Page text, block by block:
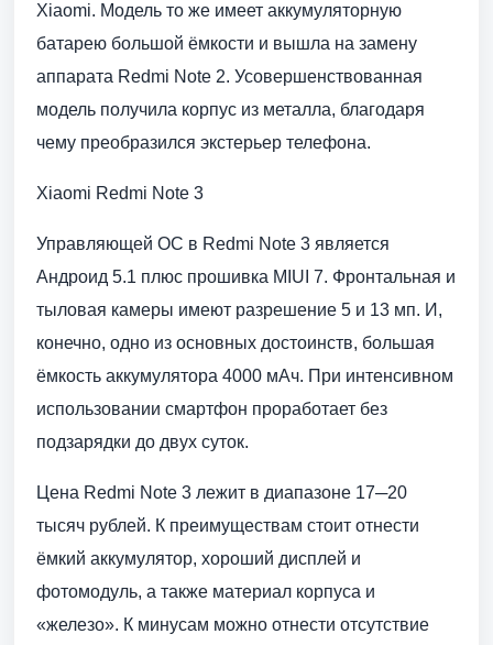
Xiaomi. Модель то же имеет аккумуляторную
батарею большой ёмкости и вышла на замену
аппарата Redmi Note 2. Усовершенствованная
модель получила корпус из металла, благодаря
чему преобразился экстерьер телефона.
Xiaomi Redmi Note 3
Управляющей ОС в Redmi Note 3 является
Андроид 5.1 плюс прошивка MIUI 7. Фронтальная и
тыловая камеры имеют разрешение 5 и 13 мп. И,
конечно, одно из основных достоинств, большая
ёмкость аккумулятора 4000 мАч. При интенсивном
использовании смартфон проработает без
подзарядки до двух суток.
Цена Redmi Note 3 лежит в диапазоне 17─20
тысяч рублей. К преимуществам стоит отнести
ёмкий аккумулятор, хороший дисплей и
фотомодуль, а также материал корпуса и
«железо». К минусам можно отнести отсутствие